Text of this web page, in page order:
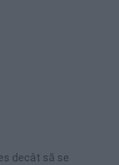
decât să se